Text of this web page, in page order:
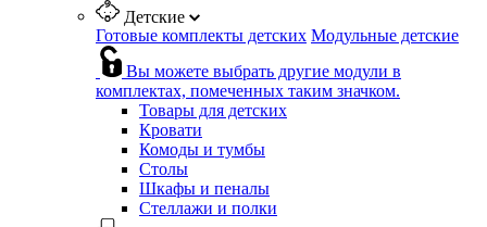
Детские
Готовые комплекты детских Модульные детские
Вы можете выбрать другие модули в
комплектах, помеченных таким значком.
Товары для детских
Кровати
Комоды и тумбы
Столы
Шкафы и пеналы
Стеллажи и полки